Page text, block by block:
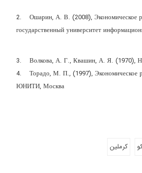
2. Ошарин, А. В. (2008), Экономическое
государственный университет
3. Волкова, А. Г., Квашин, А. Я. (1970),
4. Торадо, М. П., (1997), Экономическое
ЮНИТИ, Москва
کرملین